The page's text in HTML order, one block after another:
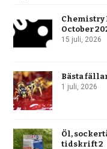
Chemistry
October
15 juli, 2026
Bästa
1 juli, 2026
Öl,
tidskrift 2